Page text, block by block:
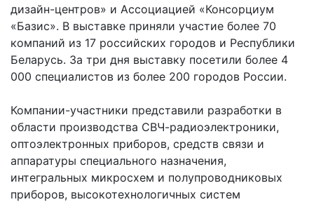
дизайн-центров» и Ассоциацией «Консорциум
«Базис». В выставке приняли участие более 70
компаний из 17 российских городов и Республики
Беларусь. За три дня выставку посетили более 4
000 специалистов из более 200 городов России.
Компании-участники представили разработки в
области производства СВЧ-радиоэлектроники,
оптоэлектронных приборов, средств связи и
аппаратуры специального назначения,
интегральных микросхем и полупроводниковых
приборов, высокотехнологичных систем